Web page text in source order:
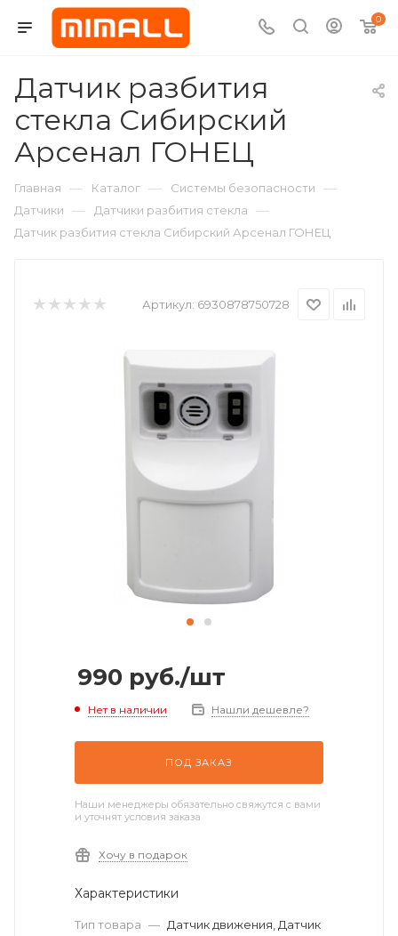
0
Датчик разбития
стекла Сибирский
Арсенал ГОНЕЦ
Главная — Каталог — Системы безопасности —
Датчики — Датчики разбития стекла —
Датчик разбития стекла Сибирский Арсенал ГОНЕЦ
Артикул: 6930878750728
990 руб./шт
Нет в наличии Нашли дешевле?
ПОД ЗАКАЗ
Наши менеджеры обязательно свяжутся с вами
и уточнят условия заказа
Хочу в подарок
Характеристики
Тип товара — Датчик движения, Датчик